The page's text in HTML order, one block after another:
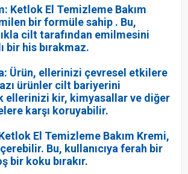
Ketlok El Temizleme Bakım
bir formüle sahip . Bu,
cilt tarafından emilmesini
bir his bırakmaz.
Ürün, ellerinizi çevresel etkilere
ürünler cilt bariyerini
ellerinizi kir, kimyasallar ve diğer
karşı koruyabilir.
El Temizleme Bakım Kremi,
Bu, kullanıcıya ferah bir
bir koku bırakır.